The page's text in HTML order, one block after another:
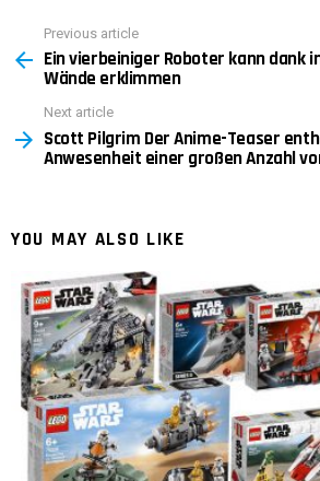
more
Previous article
Ein vierbeiniger Roboter kann dank
Wände erklimmen
Next article
Scott Pilgrim Der Anime-Teaser
Anwesenheit einer großen Anzahl
YOU MAY ALSO LIKE